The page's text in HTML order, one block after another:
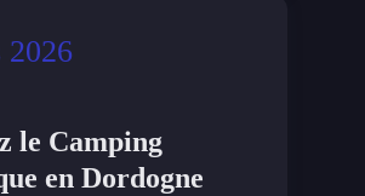
2026
le Camping
en Dordogne